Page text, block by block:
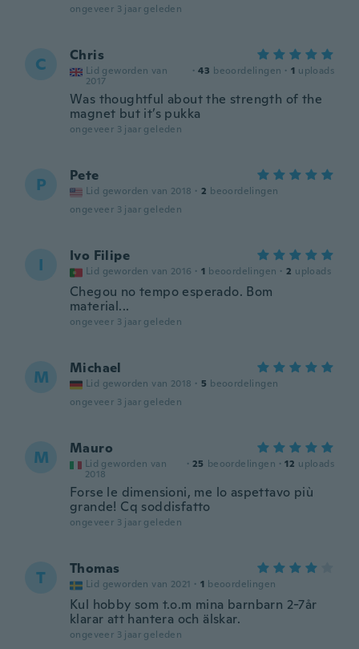
ongeveer 3 jaar geleden
C Chris
Lid geworden van
2017
· 43 beoordelingen · 1 uploads
Was thoughtful about the strength of the
magnet but it’s pukka
ongeveer 3 jaar geleden
P Pete
Lid geworden van 2018 · 2 beoordelingen
ongeveer 3 jaar geleden
I Ivo Filipe
Lid geworden van 2016 · 1 beoordelingen · 2 uploads
Chegou no tempo esperado. Bom
material...
ongeveer 3 jaar geleden
M Michael
Lid geworden van 2018 · 5 beoordelingen
ongeveer 3 jaar geleden
M Mauro
Lid geworden van
2018
· 25 beoordelingen · 12 uploads
Forse le dimensioni, me lo aspettavo più
grande! Cq soddisfatto
ongeveer 3 jaar geleden
T Thomas
Lid geworden van 2021 · 1 beoordelingen
Kul hobby som t.o.m mina barnbarn 2-7år
klarar att hantera och älskar.
ongeveer 3 jaar geleden